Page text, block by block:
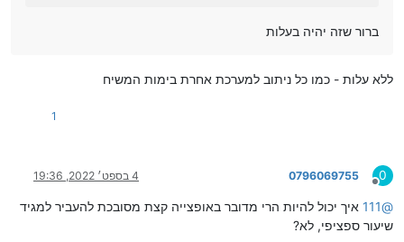
ברור שזה יהיה בעלות
ללא עלות - כמו כל ניתוב למערכת אחרת בימות המשיח
1
0
מנותק
0796069755 4 בספט׳ 2022, 19:36
@
111 איך יכול להיות הרי מדובר באופצייה קצת מסובכת להעביר למגיד
שיעור ספציפי, לא?